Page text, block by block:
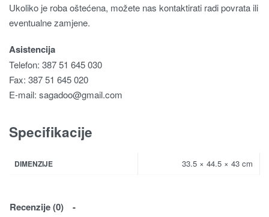
Ukoliko je roba oštećena, možete nas kontaktirati radi povrata ili
eventualne zamjene.
Asistencija
Telefon: 387 51 645 030
Fax: 387 51 645 020
E-mail: sagadoo@gmail.com
Specifikacije
DIMENZIJE 33.5 × 44.5 × 43 cm
Recenzije (0)